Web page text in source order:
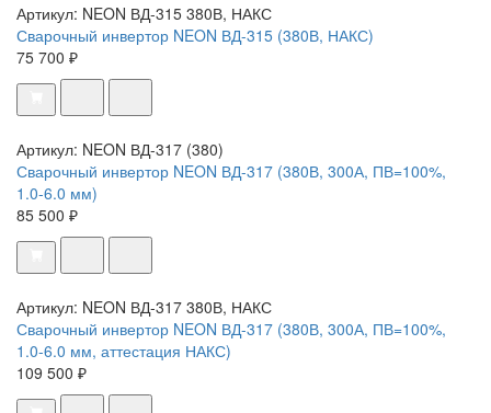
Артикул: NEON ВД-315 380В, НАКС
Сварочный инвертор NEON ВД-315 (380В, НАКС)
75 700 ₽
Артикул: NEON ВД-317 (380)
Сварочный инвертор NEON ВД-317 (380В, 300А, ПВ=100%,
1.0-6.0 мм)
85 500 ₽
Артикул: NEON ВД-317 380В, НАКС
Сварочный инвертор NEON ВД-317 (380В, 300А, ПВ=100%,
1.0-6.0 мм, аттестация НАКС)
109 500 ₽